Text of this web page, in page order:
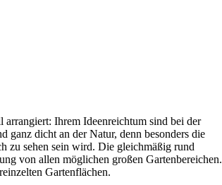
Ihrem Ideenreichtum sind bei der
ganz dicht an der Natur, denn besonders die
zu sehen sein wird. Die gleichmäßig rund
von allen möglichen großen Gartenbereichen.
Gartenflächen.